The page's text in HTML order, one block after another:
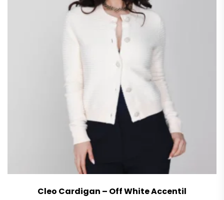
Cleo Cardigan – Off White Accentil